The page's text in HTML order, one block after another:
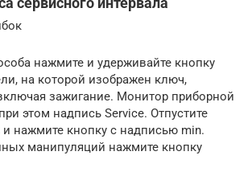
нажмите и удерживайте кнопку
на которой изображен ключ,
зажигание. Монитор приборной
этом надпись Service. Отпустите
нажмите кнопку с надписью min.
манипуляций нажмите кнопку